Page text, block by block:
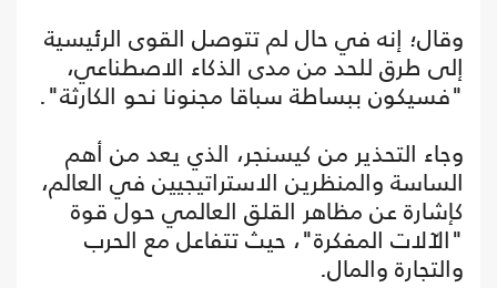
وقال؛ إنه في حال لم تتوصل القوى الرئيسية
إلى طرق للحد من مدى الذكاء الاصطناعي،
"فسيكون ببساطة سباقا مجنونا نحو الكارثة".
وجاء التحذير من كيسنجر، الذي يعد من أهم
الساسة والمنظرين الاستراتيجيين في العالم،
كإشارة عن مظاهر القلق العالمي حول قوة
"الآلات المفكرة"، حيث تتفاعل مع الحرب
والتجارة والمال.